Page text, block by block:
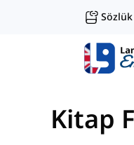
Sözlük
Kitap